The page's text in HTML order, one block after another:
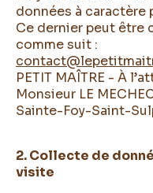
données à caractère
Ce dernier peut être
comme suit :
PETIT MAÎTRE - À
Monsieur LE
Sainte-Foy-Saint-
2. Collecte de
visite